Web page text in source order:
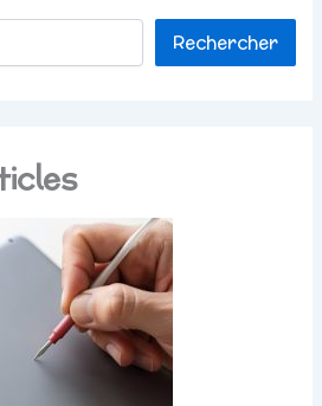
Rechercher